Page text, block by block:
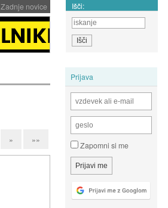
Zadnje novice Išči:
Prijava
Zapomni si me
» »»